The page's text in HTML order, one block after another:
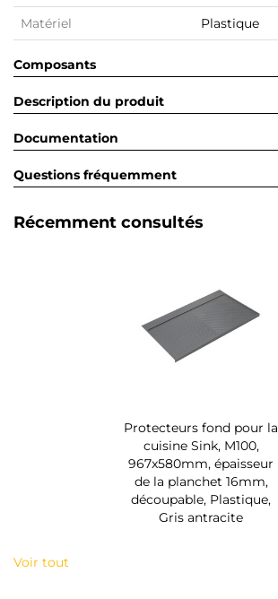
Matériel Plastique
Composants
Description du produit
Documentation
Questions fréquemment
Récemment consultés
Protecteurs fond pour la
cuisine Sink, M100,
967x580mm, épaisseur
de la planchet 16mm,
découpable, Plastique,
Gris antracite
Voir tout